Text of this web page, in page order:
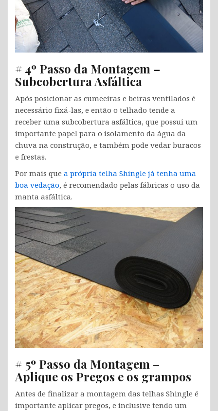
# 4º Passo da Montagem –
Subcobertura Asfáltica
Após posicionar as cumeeiras e beiras ventilados é
necessário fixá-las, e então o telhado tende a
receber uma subcobertura asfáltica, que possui um
importante papel para o isolamento da água da
chuva na construção, e também pode vedar buracos
e frestas.
Por mais que a própria telha Shingle já tenha uma
boa vedação, é recomendado pelas fábricas o uso da
manta asfáltica.
# 5º Passo da Montagem –
Aplique os Pregos e os grampos
Antes de finalizar a montagem das telhas Shingle é
importante aplicar pregos, e inclusive tendo um